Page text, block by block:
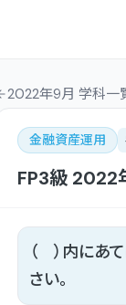
2022年9月 学科一
金融資産運用
FP3級 2022
（ ）内にあ
さい。